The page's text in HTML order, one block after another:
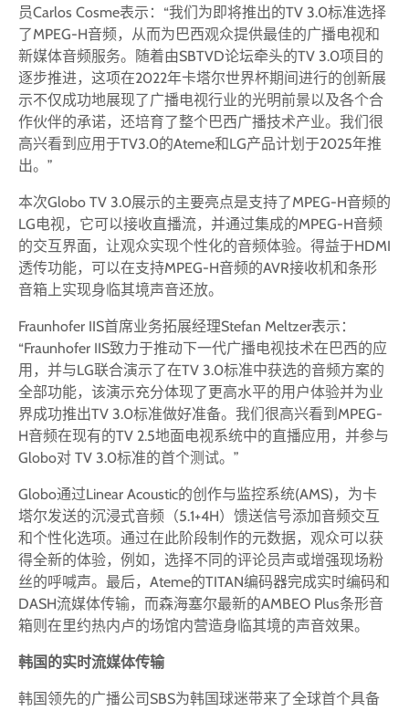
员Carlos Cosme表示：“我们为即将推出的TV 3.0标准选择
了MPEG-H音频，从而为巴西观众提供最佳的广播电视和
新媒体音频服务。随着由SBTVD论坛牵头的TV 3.0项目的
逐步推进，这项在2022年卡塔尔世界杯期间进行的创新展
示不仅成功地展现了广播电视行业的光明前景以及各个合
作伙伴的承诺，还培育了整个巴西广播技术产业。我们很
高兴看到应用于TV3.0的Ateme和LG产品计划于2025年推
出。”
本次Globo TV 3.0展示的主要亮点是支持了MPEG-H音频的
LG电视，它可以接收直播流，并通过集成的MPEG-H音频
的交互界面，让观众实现个性化的音频体验。得益于HDMI
透传功能，可以在支持MPEG-H音频的AVR接收机和条形
音箱上实现身临其境声音还放。
Fraunhofer IIS首席业务拓展经理Stefan Meltzer表示：
“Fraunhofer IIS致力于推动下一代广播电视技术在巴西的应
用，并与LG联合演示了在TV 3.0标准中获选的音频方案的
全部功能，该演示充分体现了更高水平的用户体验并为业
界成功推出TV 3.0标准做好准备。我们很高兴看到MPEG-
H音频在现有的TV 2.5地面电视系统中的直播应用，并参与
Globo对 TV 3.0标准的首个测试。”
Globo通过Linear Acoustic的创作与监控系统(AMS)，为卡
塔尔发送的沉浸式音频（5.1+4H）馈送信号添加音频交互
和个性化选项。通过在此阶段制作的元数据，观众可以获
得全新的体验，例如，选择不同的评论员声或增强现场粉
丝的呼喊声。最后，Ateme的TITAN编码器完成实时编码和
DASH流媒体传输，而森海塞尔最新的AMBEO Plus条形音
箱则在里约热内卢的场馆内营造身临其境的声音效果。
韩国的实时流媒体传输
韩国领先的广播公司SBS为韩国球迷带来了全球首个具备